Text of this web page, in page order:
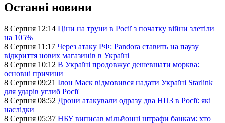
Останні новини
8 Серпня 12:14 Ціни на труни в Росії з початку війни злетіли
на 105%
8 Серпня 11:17 Через атаку РФ: Pandora ставить на паузу
відкриття нових магазинів в Україні
8 Серпня 10:12 В Україні продовжує дешевшати морква:
основні причини
8 Серпня 09:21 Ілон Маск відмовився надати Україні Starlink
для ударів углиб Росії
8 Серпня 08:52 Дрони атакували одразу два НПЗ в Росії: які
наслідки
8 Серпня 05:37 НБУ виписав мільйонні штрафи банкам: хто